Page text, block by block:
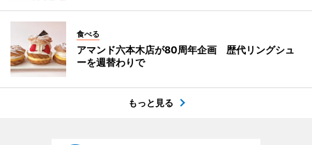
食べる
アマンド六本木店が80周年企画 歴代リングシュ
ーを週替わりで
もっと見る